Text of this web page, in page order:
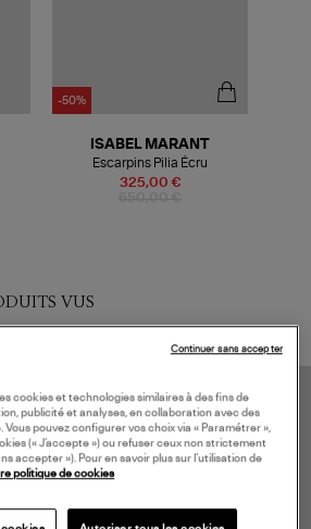
-50%
325,00 €
ISABEL MARANT
Escarpins Pilia Écru
VUS
cookies et technologies similaires à des fins de
publicité et analyses, en collaboration avec des
pouvez configurer vos choix via « Paramétrer »,
(« J’accepte ») ou refuser ceux non strictement
accepter »). Pour en savoir plus sur l’utilisation de
politique de cookies
Continuer sans accepter